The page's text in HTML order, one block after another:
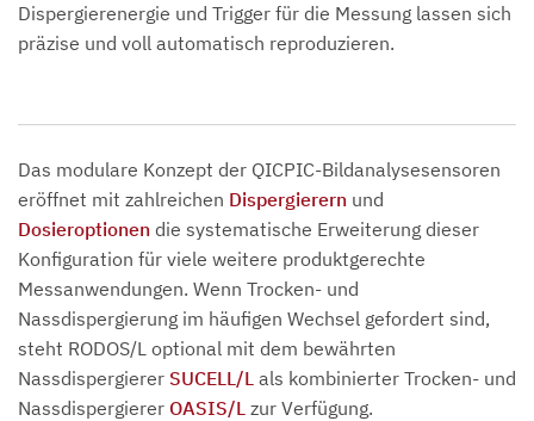
Dispergierenergie und Trigger für die Messung lassen sich
präzise und voll automatisch reproduzieren.
Das modulare Konzept der QICPIC-Bildanalysesensoren
eröffnet mit zahlreichen Dispergierern und
Dosieroptionen die systematische Erweiterung dieser
Konfiguration für viele weitere produktgerechte
Messanwendungen. Wenn Trocken- und
Nassdispergierung im häufigen Wechsel gefordert sind,
steht RODOS/L optional mit dem bewährten
Nassdispergierer SUCELL/L als kombinierter Trocken- und
Nassdispergierer OASIS/L zur Verfügung.